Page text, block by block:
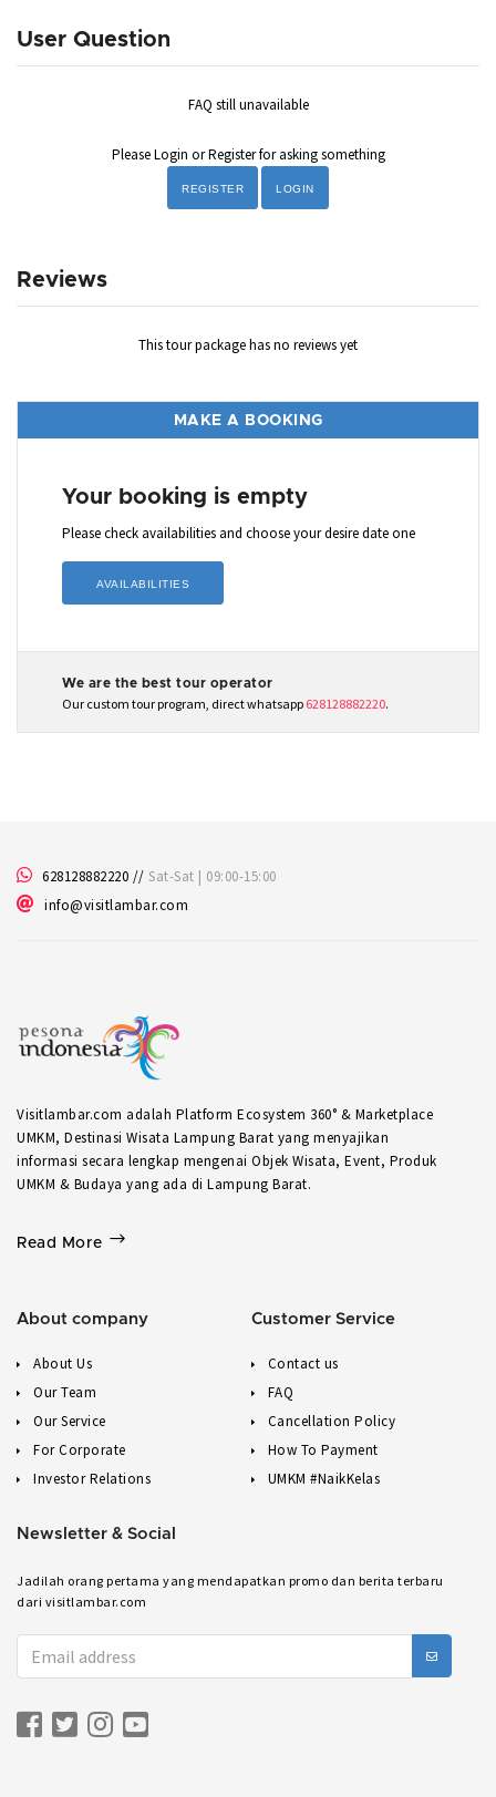
User Question
FAQ still unavailable
Please Login or Register for asking something
REGISTER LOGIN
Reviews
This tour package has no reviews yet
MAKE A BOOKING
Your booking is empty
Please check availabilities and choose your desire date one
AVAILABILITIES
We are the best tour operator
Our custom tour program, direct whatsapp 628128882220.
628128882220 // Sat-Sat | 09:00-15:00
info@visitlambar.com
Visitlambar.com adalah Platform Ecosystem 360° & Marketplace
UMKM, Destinasi Wisata Lampung Barat yang menyajikan
informasi secara lengkap mengenai Objek Wisata, Event, Produk
UMKM & Budaya yang ada di Lampung Barat.
Read More
About company
About Us
Our Team
Our Service
For Corporate
Investor Relations
Customer Service
Contact us
FAQ
Cancellation Policy
How To Payment
UMKM #NaikKelas
Newsletter & Social
Jadilah orang pertama yang mendapatkan promo dan berita terbaru
dari visitlambar.com